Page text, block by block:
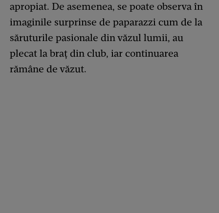
apropiat. De asemenea, se poate observa în
imaginile surprinse de paparazzi cum de la
săruturile pasionale din văzul lumii, au
plecat la braț din club, iar continuarea
rămâne de văzut.